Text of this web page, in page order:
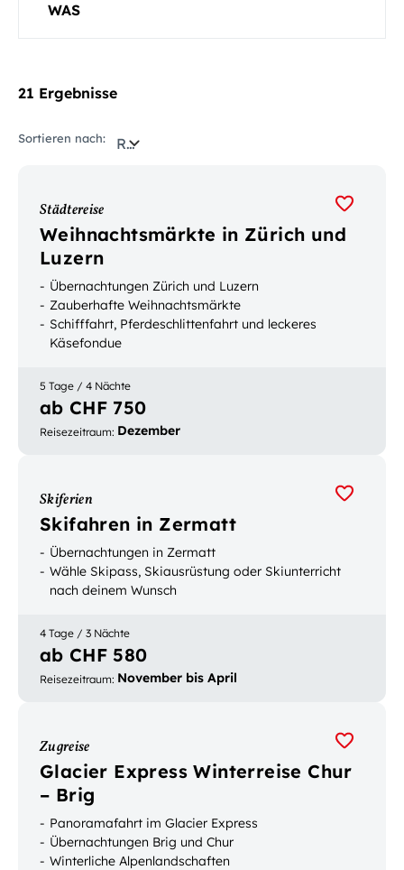
WAS
21 Ergebnisse
Sortieren nach: Relevanz
Städtereise
Weihnachtsmärkte in Zürich und
Luzern
Übernachtungen Zürich und Luzern
Zauberhafte Weihnachtsmärkte
Schifffahrt, Pferdeschlittenfahrt und leckeres
Käsefondue
5 Tage / 4 Nächte
ab CHF 750
Reisezeitraum: Dezember
Skiferien
Skifahren in Zermatt
Übernachtungen in Zermatt
Wähle Skipass, Skiausrüstung oder Skiunterricht
nach deinem Wunsch
4 Tage / 3 Nächte
ab CHF 580
Reisezeitraum: November bis April
Zugreise
Glacier Express Winterreise Chur
– Brig
Panoramafahrt im Glacier Express
Übernachtungen Brig und Chur
Winterliche Alpenlandschaften